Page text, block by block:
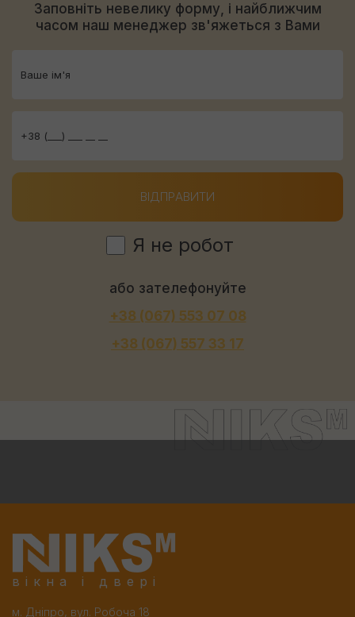
Заповніть невелику форму, і найближчим
часом наш менеджер зв'яжеться з Вами
ВІДПРАВИТИ
Я не робот
або зателефонуйте
+38 (067) 553 07 08
+38 (067) 557 33 17
вікна і двері
м. Дніпро, вул. Робоча 18